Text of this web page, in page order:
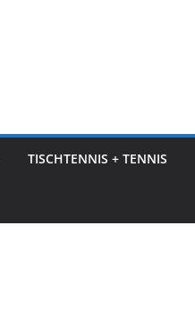
TISCHTENNIS + TENNIS